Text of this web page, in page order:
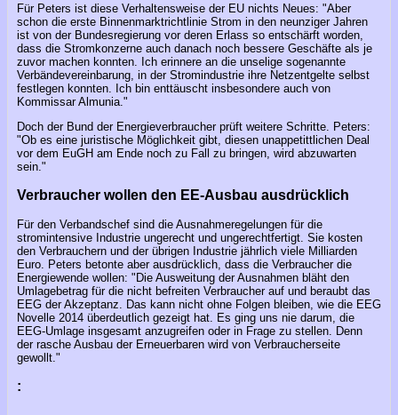
Für Peters ist diese Verhaltensweise der EU nichts Neues: "Aber
schon die erste Binnenmarktrichtlinie Strom in den neunziger Jahren
ist von der Bundesregierung vor deren Erlass so entschärft worden,
dass die Stromkonzerne auch danach noch bessere Geschäfte als je
zuvor machen konnten. Ich erinnere an die unselige sogenannte
Verbändevereinbarung, in der Stromindustrie ihre Netzentgelte selbst
festlegen konnten. Ich bin enttäuscht insbesondere auch von
Kommissar Almunia."
Doch der Bund der Energieverbraucher prüft weitere Schritte. Peters:
"Ob es eine juristische Möglichkeit gibt, diesen unappetittlichen Deal
vor dem EuGH am Ende noch zu Fall zu bringen, wird abzuwarten
sein."
Verbraucher wollen den EE-Ausbau ausdrücklich
Für den Verbandschef sind die Ausnahmeregelungen für die
stromintensive Industrie ungerecht und ungerechtfertigt. Sie kosten
den Verbrauchern und der übrigen Industrie jährlich viele Milliarden
Euro. Peters betonte aber ausdrücklich, dass die Verbraucher die
Energiewende wollen: "Die Ausweitung der Ausnahmen bläht den
Umlagebetrag für die nicht befreiten Verbraucher auf und beraubt das
EEG der Akzeptanz. Das kann nicht ohne Folgen bleiben, wie die EEG
Novelle 2014 überdeutlich gezeigt hat. Es ging uns nie darum, die
EEG-Umlage insgesamt anzugreifen oder in Frage zu stellen. Denn
der rasche Ausbau der Erneuerbaren wird von Verbraucherseite
gewollt."
: